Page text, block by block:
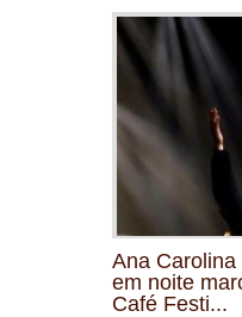
Ana
em noite
Café Festi...